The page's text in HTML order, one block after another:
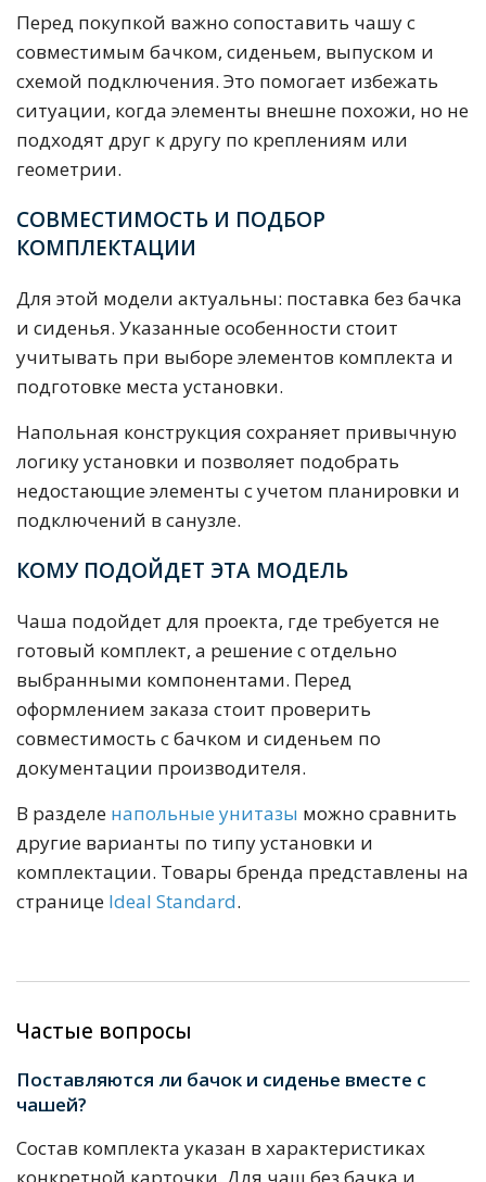
Перед покупкой важно сопоставить чашу с
совместимым бачком, сиденьем, выпуском и
схемой подключения. Это помогает избежать
ситуации, когда элементы внешне похожи, но не
подходят друг к другу по креплениям или
геометрии.
СОВМЕСТИМОСТЬ И ПОДБОР
КОМПЛЕКТАЦИИ
Для этой модели актуальны: поставка без бачка
и сиденья. Указанные особенности стоит
учитывать при выборе элементов комплекта и
подготовке места установки.
Напольная конструкция сохраняет привычную
логику установки и позволяет подобрать
недостающие элементы с учетом планировки и
подключений в санузле.
КОМУ ПОДОЙДЕТ ЭТА МОДЕЛЬ
Чаша подойдет для проекта, где требуется не
готовый комплект, а решение с отдельно
выбранными компонентами. Перед
оформлением заказа стоит проверить
совместимость с бачком и сиденьем по
документации производителя.
В разделе напольные унитазы можно сравнить
другие варианты по типу установки и
комплектации. Товары бренда представлены на
странице Ideal Standard.
Частые вопросы
Поставляются ли бачок и сиденье вместе с
чашей?
Состав комплекта указан в характеристиках